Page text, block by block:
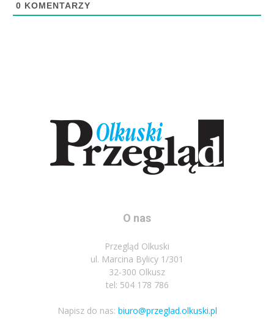
0 KOMENTARZY
O nas
Przegląd Olkuski
ul. Marcina Bylicy 1/301
32-300 Olkusz
tel: 504 178 786
Napisz do nas: biuro@przeglad.olkuski.pl